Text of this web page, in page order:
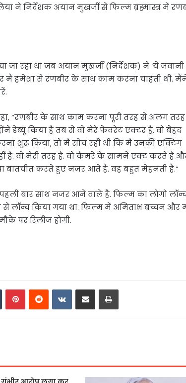
ने निर्देशक अयान मुखर्जी से फिल्म ब्रह्मास्त्र में
जा रहा था जब अयान मुखर्जी (निर्देशक) ने ‘ये जवानी
मैं हमेशा से रणबीर के साथ काम करना चाहती थी.
“रणबीर के साथ काम करना पूरी तरह से अलग
डेब्यू किया है तब से वो मेरे फेवरेट एक्टर हैं. वो बेहद
शुरू किया, तो मैं सोच रही थी कि मैं उनकी एक्टिंग
है. वो मेरी तरह हैं. वो कैमरे के सामने एक्ट करते हैं
करते हुए नजर आते हैं. वह बहुत मेहनती है.”
बार साथ नजर आने वाले हैं. फिल्म का लोगो
लॉन्च किया गया था. फिल्म में अमिताभ बच्चन और
पर रिलीज होगी.
TumblrPinterestReddit VKontakte
Share via Email Print